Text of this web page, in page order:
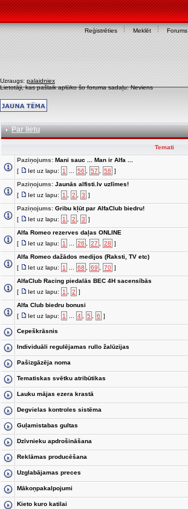
Reģistrēties Meklēt Forums
Uzraugs: palaidniex
Lietotāji, kas pašlaik aplūko šo foruma sadaļu: Neviens
Par lietu
Temati
Paziņojums: Mani sauc ... Man ir Alfa ...
[
Iet uz lapu: 1 56 57 58 ]
Paziņojums: Jaunās alfisti.lv uzlīmes!
[
Iet uz lapu: 1 2 3 ]
Paziņojums: Gribu kļūt par AlfaClub biedru!
[
Iet uz lapu: 1 2 3 ]
Alfa Romeo rezerves daļas ONLINE
[
Iet uz lapu: 1 26 27 28 ]
Alfa Romeo dažādos medijos (Raksti, TV etc)
[
Iet uz lapu: 1 68 69 70 ]
AlfaClub Racing piedalās BEC 4H sacensībās
[
Iet uz lapu: 1 2 ]
Alfa Club biedru bonusi
[
Iet uz lapu: 1 4 5 6 ]
Cepeškrāsnis
Individuāli regulējamas rullo žalūzijas
Pašizgāzēja noma
Tematiskas svētku atribūtikas
Lauku mājas ezera krastā
Degvielas kontroles sistēma
Guļamistabas gultas
Dzīvnieku apdrošināšana
Reklāmas producēšana
Uzglabājamas preces
Mākoņpakalpojumi
Kieto kuro katilai